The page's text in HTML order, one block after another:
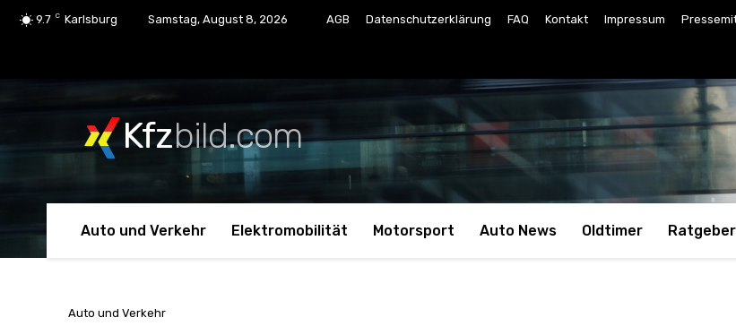
9.7 C Karlsburg Samstag, August 8, 2026 AGB Datenschutzerklärung FAQ Kontakt Impressum
Kfzbild.com
Auto und Verkehr Elektromobilität Motorsport Auto News Oldtimer Ratgeber
Auto und Verkehr